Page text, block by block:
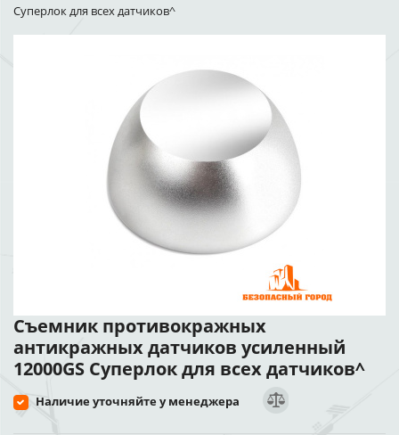
Суперлок для всех датчиков^
Съемник противокражных
антикражных датчиков усиленный
12000GS Суперлок для всех датчиков^
Наличие уточняйте у менеджера